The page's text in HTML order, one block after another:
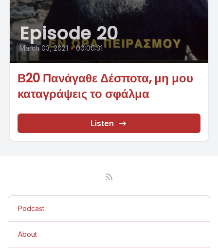
Episode 20
March 03, 2021 • 00:00:31
Β20 Πανάγαθε Δέσποτα, μη μου
καταγράψεις το σφάλμα
Listen
Podcast
About